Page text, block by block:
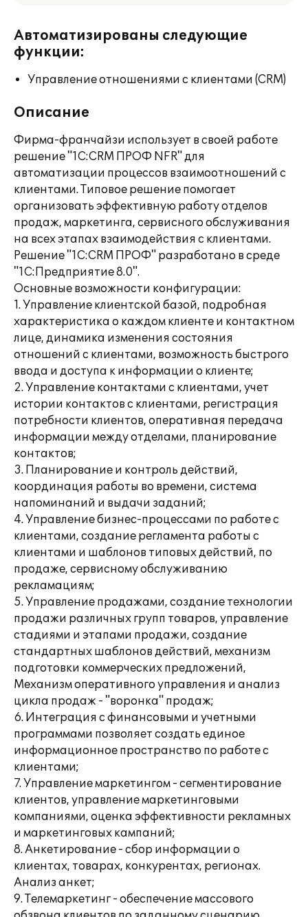
Автоматизированы следующие
функции:
Управление отношениями с клиентами (CRM)
Описание
Фирма-франчайзи использует в своей работе
решение "1C:CRM ПРОФ NFR" для
автоматизации процессов взаимоотношений с
клиентами. Типовое решение помогает
организовать эффективную работу отделов
продаж, маркетинга, сервисного обслуживания
на всех этапах взаимодействия с клиентами.
Решение "1C:CRM ПРОФ" разработано в среде
"1С:Предприятие 8.0".
Основные возможности конфигурации:
1. Управление клиентской базой, подробная
характеристика о каждом клиенте и контактном
лице, динамика изменения состояния
отношений с клиентами, возможность быстрого
ввода и доступа к информации о клиенте;
2. Управление контактами с клиентами, учет
истории контактов с клиентами, регистрация
потребности клиентов, оперативная передача
информации между отделами, планирование
контактов;
3. Планирование и контроль действий,
координация работы во времени, система
напоминаний и выдачи заданий;
4. Управление бизнес-процессами по работе с
клиентами, создание регламента работы с
клиентами и шаблонов типовых действий, по
продаже, сервисному обслуживанию
рекламациям;
5. Управление продажами, создание технологии
продажи различных групп товаров, управление
стадиями и этапами продажи, создание
стандартных шаблонов действий, механизм
подготовки коммерческих предложений,
Механизм оперативного управления и анализ
цикла продаж - "воронка" продаж;
6. Интеграция с финансовыми и учетными
программами позволяет создать единое
информационное пространство по работе с
клиентами;
7. Управление маркетингом - сегментирование
клиентов, управление маркетинговыми
компаниями, оценка эффективности рекламных
и маркетинговых кампаний;
8. Анкетирование - сбор информации о
клиентах, товарах, конкурентах, регионах.
Анализ анкет;
9. Телемаркетинг - обеспечение массового